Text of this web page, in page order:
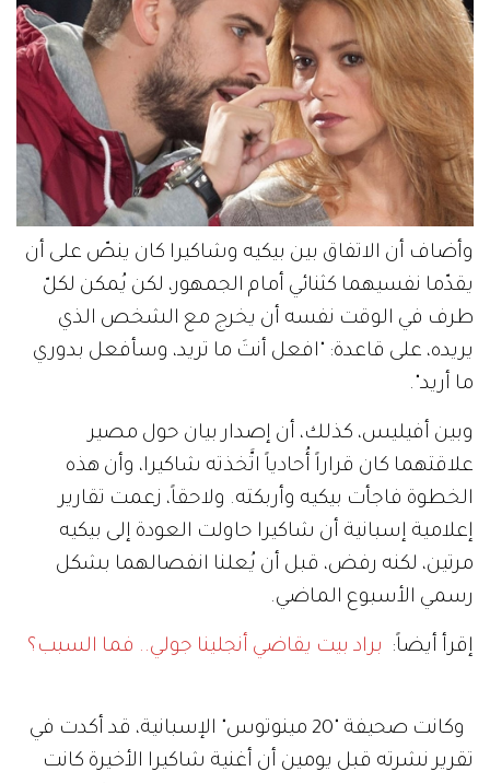
وأضاف أن الاتفاق بين بيكيه وشاكيرا كان ينصّ على أن
يقدّما نفسيهما كثنائي أمام الجمهور، لكن يُمكن لكلّ
طرف في الوقت نفسه أن يخرج مع الشخص الذي
يريده، على قاعدة: "افعل أنتَ ما تريد، وسأفعل بدوري
ما أريد".
وبين أفيليس، كذلك، أن إصدار بيان حول مصير
علاقتهما كان قراراً أُحادياً اتَّخذته شاكيرا، وأن هذه
الخطوة فاجأت بيكيه وأربكته. ولاحقاً، زعمت تقارير
إعلامية إسبانية أن شاكيرا حاولت العودة إلى بيكيه
مرتين، لكنه رفض، قبل أن يُعلنا انفصالهما بشكل
رسمي الأسبوع الماضي.
إقرأ أيضاً: براد بيت يقاضي أنجلينا جولي.. فما السبب؟
وكانت صحيفة "20 مينوتوس" الإسبانية، قد أكدت في
تقرير نشرته قبل يومين أن أغنية شاكيرا الأخيرة كانت